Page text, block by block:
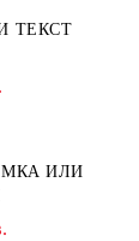
ТЕКСТ
ИЛИ